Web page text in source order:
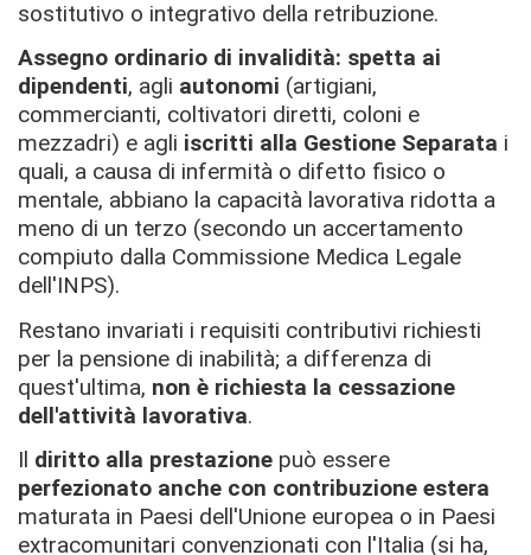
sostitutivo o integrativo della retribuzione.
Assegno ordinario di invalidità: spetta ai
dipendenti, agli autonomi (artigiani,
commercianti, coltivatori diretti, coloni e
mezzadri) e agli iscritti alla Gestione Separata i
quali, a causa di infermità o difetto fisico o
mentale, abbiano la capacità lavorativa ridotta a
meno di un terzo (secondo un accertamento
compiuto dalla Commissione Medica Legale
dell'INPS).
Restano invariati i requisiti contributivi richiesti
per la pensione di inabilità; a differenza di
quest'ultima, non è richiesta la cessazione
dell'attività lavorativa.
Il diritto alla prestazione può essere
perfezionato anche con contribuzione estera
maturata in Paesi dell'Unione europea o in Paesi
extracomunitari convenzionati con l'Italia (si ha,